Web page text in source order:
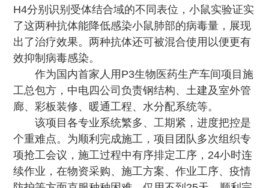
H4分别识别受体结合域的不同表位，小鼠实验证实
了这两种抗体能降低感染小鼠肺部的病毒量，展现
出了治疗效果。两种抗体还可被混合使用以便更有
效抑制病毒感染。
作为国内首家人用P3生物医药生产车间项目施
工总包方，中电四公司负责钢结构、土建及室外管
廊、彩板装修、暖通工程、水分配系统等。
该项目各专业系统繁多、工期紧，进度把控是
个重难点。为顺利完成施工，项目团队多次组织专
项抢工会议，施工过程中有序排定工序，24小时连
续作业，在物资采购、施工方案、作业工序、疫情